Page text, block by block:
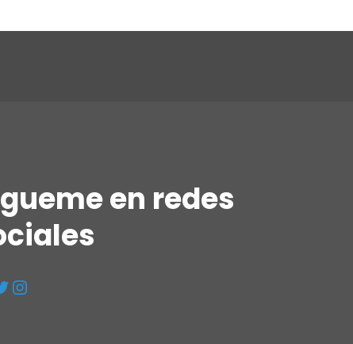
en redes